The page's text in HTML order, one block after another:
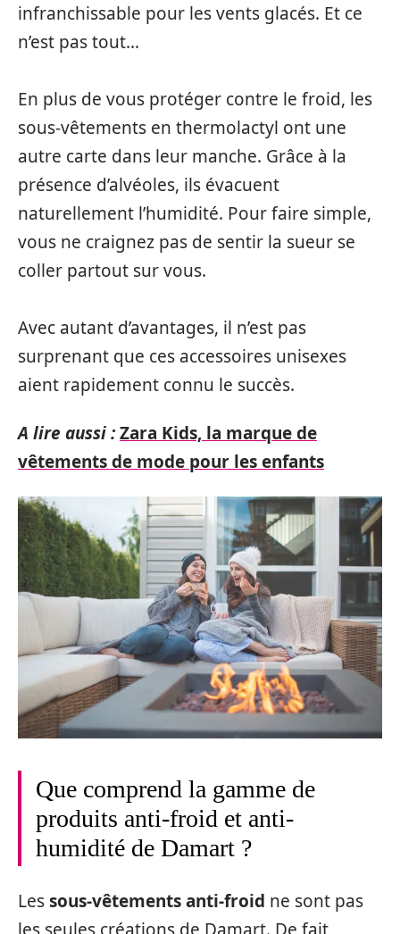
infranchissable pour les vents glacés. Et ce
n’est pas tout…
En plus de vous protéger contre le froid, les
sous-vêtements en thermolactyl ont une
autre carte dans leur manche. Grâce à la
présence d’alvéoles, ils évacuent
naturellement l’humidité. Pour faire simple,
vous ne craignez pas de sentir la sueur se
coller partout sur vous.
Avec autant d’avantages, il n’est pas
surprenant que ces accessoires unisexes
aient rapidement connu le succès.
A lire aussi :Zara Kids, la marque de
vêtements de mode pour les enfants
Que comprend la gamme de
produits anti-froid et anti-
humidité de Damart ?
Lessous-vêtements anti-froid ne sont pas